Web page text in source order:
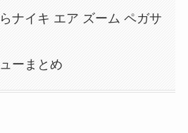
ナイキ エア ズーム ペガサ
ーまとめ